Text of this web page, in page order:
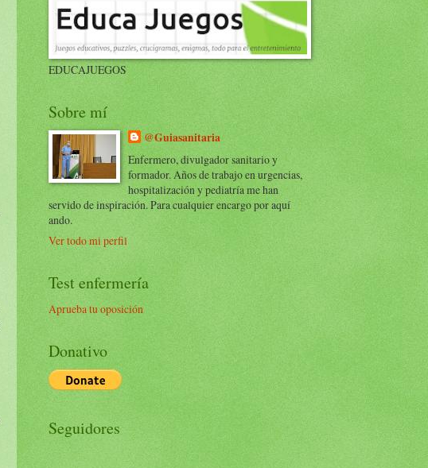
EDUCAJUEGOS
Sobre mí
@Guiasanitaria
Enfermero, divulgador sanitario y
formador. Años de trabajo en urgencias,
hospitalización y pediatría me han
servido de inspiración. Para cualquier encargo por aquí
ando.
Ver todo mi perfil
Test enfermería
Aprueba tu oposición
Donativo
Seguidores